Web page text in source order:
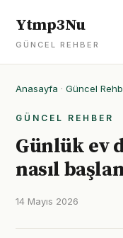
Ytmp3Nu
GÜNCEL REHBER
Anasayfa · Güncel
GÜNCEL REHBER
Günlük ev
nasıl
14 Mayıs 2026